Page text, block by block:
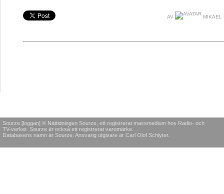
AV MIKAEL
Sourze [loggan] © Nättidningen Sourze, ett registrerat massmedium hos Radio- och
TV-verket. Sourze är också ett registrerat varumärke.
Databasens namn är Sourze. Ansvarig utgivare är Carl Olof Schlyter.